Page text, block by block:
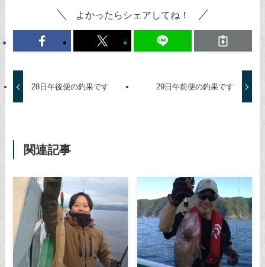
よかったらシェアしてね！
28日午後便の釣果です 29日午前便の釣果です
関連記事